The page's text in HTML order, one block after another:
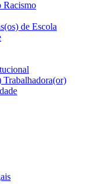
Racismo
de Escola
Trabalhadora(or)